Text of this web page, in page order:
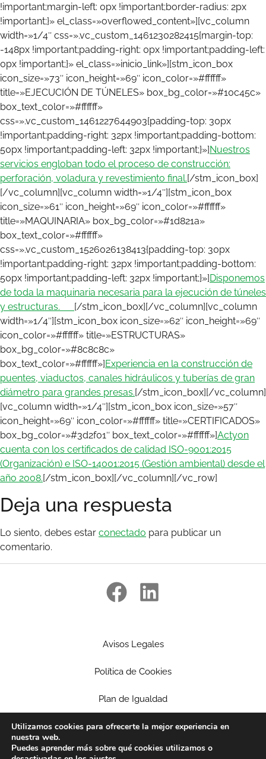
!important;margin-left: 0px !important;border-radius: 2px
!important;}» el_class=»overflowed_content»][vc_column
width=»1/4″ css=».vc_custom_1461230282415{margin-top:
-148px !important;padding-right: 0px !important;padding-left:
0px !important;}» el_class=»inicio_link»][stm_icon_box
icon_size=»73″ icon_height=»69″ icon_color=»#ffffff»
title=»EJECUCIÓN DE TÚNELES» box_bg_color=»#10c45c»
box_text_color=»#ffffff»
css=».vc_custom_1461227644903{padding-top: 30px
!important;padding-right: 32px !important;padding-bottom:
50px !important;padding-left: 32px !important;}»]Nuestros
servicios engloban todo el proceso de construcción:
perforación, voladura y revestimiento final.[/stm_icon_box]
[/vc_column][vc_column width=»1/4″][stm_icon_box
icon_size=»61″ icon_height=»69″ icon_color=»#ffffff»
title=»MAQUINARIA» box_bg_color=»#1d821a»
box_text_color=»#ffffff»
css=».vc_custom_1526026138413{padding-top: 30px
!important;padding-right: 32px !important;padding-bottom:
50px !important;padding-left: 32px !important;}»]Disponemos
de toda la maquinaria necesaria para la ejecución de túneles
y estructuras. [/stm_icon_box][/vc_column][vc_column
width=»1/4″][stm_icon_box icon_size=»62″ icon_height=»69″
icon_color=»#ffffff» title=»ESTRUCTURAS»
box_bg_color=»#8c8c8c»
box_text_color=»#ffffff»]Experiencia en la construcción de
puentes, viaductos, canales hidráulicos y tuberías de gran
diámetro para grandes presas.[/stm_icon_box][/vc_column]
[vc_column width=»1/4″][stm_icon_box icon_size=»57″
icon_height=»69″ icon_color=»#ffffff» title=»CERTIFICADOS»
box_bg_color=»#3d2f01″ box_text_color=»#ffffff»]Actyon
cuenta con los certificados de calidad ISO-9001:2015
(Organización) e ISO-14001:2015 (Gestión ambiental) desde el
año 2008.[/stm_icon_box][/vc_column][/vc_row]
Deja una respuesta
Lo siento, debes estar conectado para publicar un
comentario.
Avisos Legales
Política de Cookies
Plan de Igualdad
Ética Empresarial
Política de privacidad
Utilizamos cookies para ofrecerte la mejor experiencia en
nuestra web.
Puedes aprender más sobre qué cookies utilizamos o